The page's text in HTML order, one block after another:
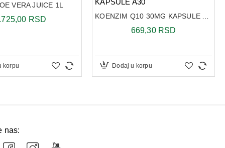
0,5 g
tableta Vitamina C, ukupno 100 tableta.
VERA JUICE 1L
RSD
korpu
KOENZIM Q10 30MG KAPSULE A30
669,30 RSD
Dodaj u korpu
nas: